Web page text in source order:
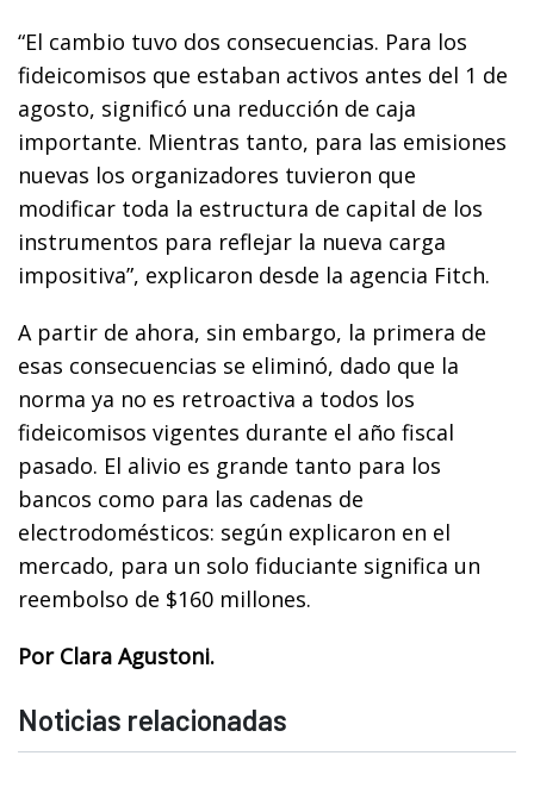
“El cambio tuvo dos consecuencias. Para los
fideicomisos que estaban activos antes del 1 de
agosto, significó una reducción de caja
importante. Mientras tanto, para las emisiones
nuevas los organizadores tuvieron que
modificar toda la estructura de capital de los
instrumentos para reflejar la nueva carga
impositiva”, explicaron desde la agencia Fitch.
A partir de ahora, sin embargo, la primera de
esas consecuencias se eliminó, dado que la
norma ya no es retroactiva a todos los
fideicomisos vigentes durante el año fiscal
pasado. El alivio es grande tanto para los
bancos como para las cadenas de
electrodomésticos: según explicaron en el
mercado, para un solo fiduciante significa un
reembolso de $160 millones.
Por Clara Agustoni.
Noticias relacionadas